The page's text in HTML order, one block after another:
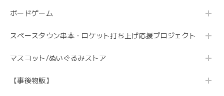
ボードゲーム
スペースタウン串本・ロケット打ち上げ応援プロジェクト
マスコット/ぬいぐるみストア
【事後物販】